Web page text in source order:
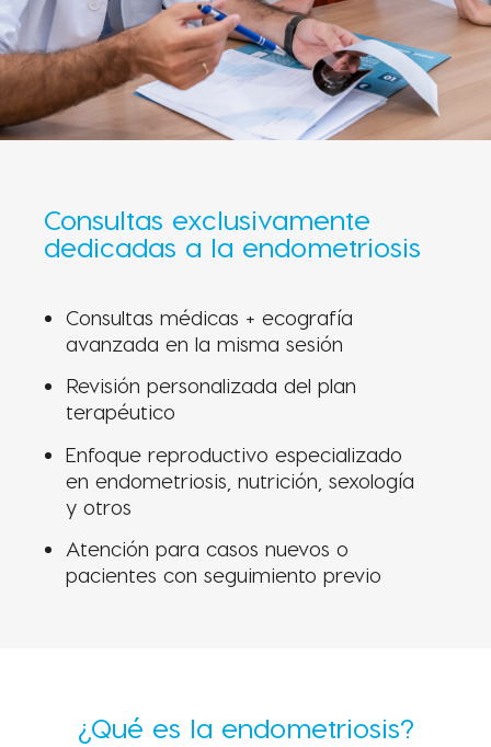
Consultas exclusivamente
dedicadas a la endometriosis
Consultas médicas + ecografía
avanzada en la misma sesión
Revisión personalizada del plan
terapéutico
Enfoque reproductivo especializado
en endometriosis, nutrición, sexología
y otros
Atención para casos nuevos o
pacientes con seguimiento previo
¿Qué es la endometriosis?